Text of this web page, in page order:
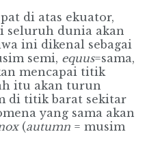
di atas ekuator,
seluruh dunia akan
ini dikenal sebagai
semi, equus=sama,
mencapai titik
itu akan turun
di titik barat sekitar
yang sama akan
(autumn = musim